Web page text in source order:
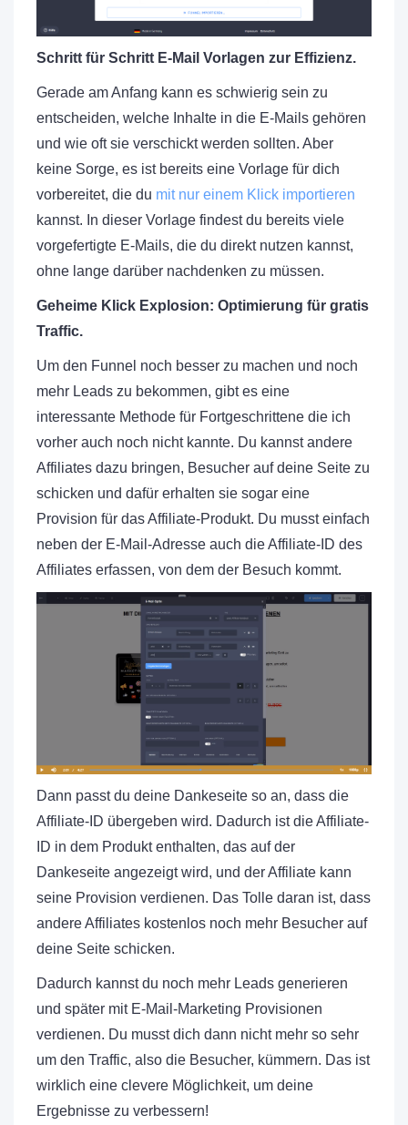
Schritt für Schritt E-Mail Vorlagen zur Effizienz.
Gerade am Anfang kann es schwierig sein zu
entscheiden, welche Inhalte in die E-Mails gehören
und wie oft sie verschickt werden sollten. Aber
keine Sorge, es ist bereits eine Vorlage für dich
vorbereitet, die du mit nur einem Klick importieren
kannst. In dieser Vorlage findest du bereits viele
vorgefertigte E-Mails, die du direkt nutzen kannst,
ohne lange darüber nachdenken zu müssen.
Geheime KIick Explosion: Optimierung für gratis
Traffic.
Um den Funnel noch besser zu machen und noch
mehr Leads zu bekommen, gibt es eine
interessante Methode für Fortgeschrittene die ich
vorher auch noch nicht kannte. Du kannst andere
Affiliates dazu bringen, Besucher auf deine Seite zu
schicken und dafür erhalten sie sogar eine
Provision für das Affiliate-Produkt. Du musst einfach
neben der E-Mail-Adresse auch die Affiliate-ID des
Affiliates erfassen, von dem der Besuch kommt.
Dann passt du deine Dankeseite so an, dass die
Affiliate-ID übergeben wird. Dadurch ist die Affiliate-
ID in dem Produkt enthalten, das auf der
Dankeseite angezeigt wird, und der Affiliate kann
seine Provision verdienen. Das Tolle daran ist, dass
andere Affiliates kostenlos noch mehr Besucher auf
deine Seite schicken.
Dadurch kannst du noch mehr Leads generieren
und später mit E-Mail-Marketing Provisionen
verdienen. Du musst dich dann nicht mehr so sehr
um den Traffic, also die Besucher, kümmern. Das ist
wirklich eine clevere Möglichkeit, um deine
Ergebnisse zu verbessern!